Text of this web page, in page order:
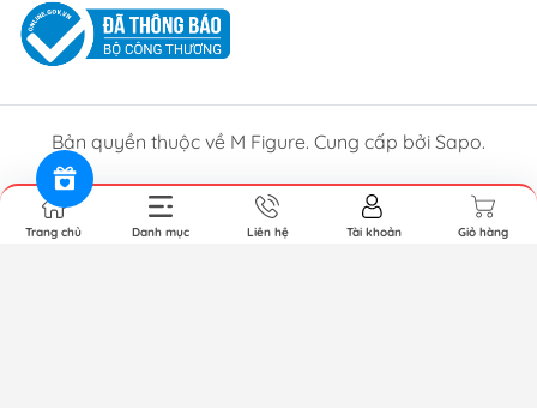
Bản quyền thuộc về M Figure. Cung cấp bởi Sapo.
Trang chủ Danh mục Liên hệ Tài khoản Giỏ hàng